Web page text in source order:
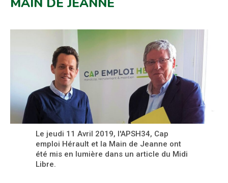
Le jeudi 11 Avril 2019, l'APSH34, Cap
emploi Hérault et la Main de Jeanne ont
été mis en lumière dans un article du Midi
Libre.